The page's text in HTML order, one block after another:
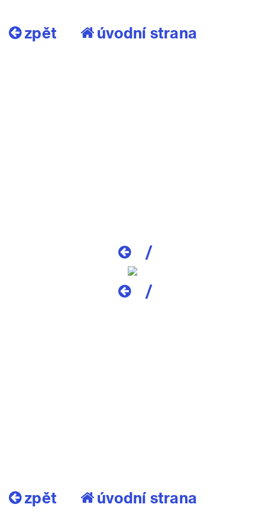
zpět úvodní strana
/
/
zpět úvodní strana